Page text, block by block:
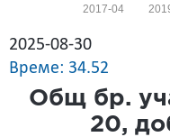
2017-04
2025-08-30
Време: 34.52
Общ бр.
20,